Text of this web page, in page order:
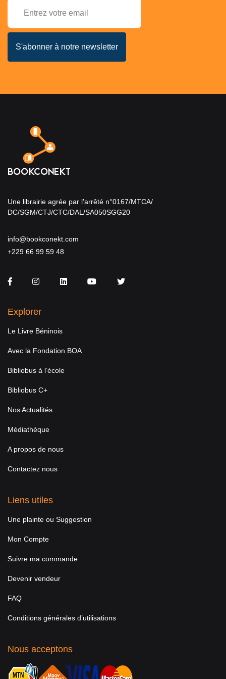
Une librairie agrée par l'arrêté n°0167/MTCA/
DC/SGM/CTJ/CTC/DAL/SA050SGG20
info@bookconekt.com
+229 66 99 59 48
FacebookInstagramLinkedInYou TubeTwitter
Explorer
Le Livre Béninois
Avec la Fondation BOA
Bibliobus à l’école
Bibliobus C+
Nos Actualités
Médiathèque
A propos de nous
Contactez nous
Liens utiles
Une plainte ou Suggestion
Mon Compte
Suivre ma commande
Devenir vendeur
FAQ
Conditions générales d’utilisations
Nous acceptons